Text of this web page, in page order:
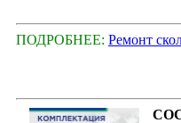
ПОДРОБНЕЕ: Ремонт